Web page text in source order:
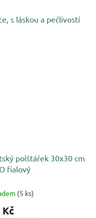
s láskou a pečlivostí
polštářek 30x30 cm
fialový
(5 ks)
Kč